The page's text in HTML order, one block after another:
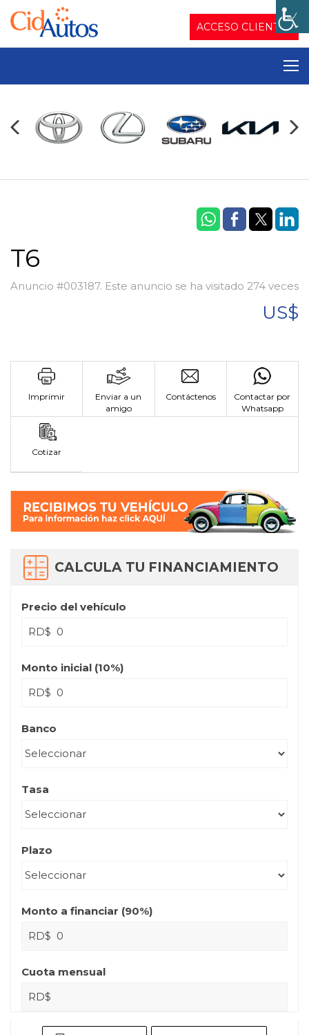
ACCESO CLIENTES
T6
Anuncio #003187. Este anuncio se ha visitado 274 veces
US$
Imprimir
Enviar a un
amigo
Contáctenos
Contactar por
Whatsapp
Cotizar
CALCULA TU FINANCIAMIENTO
Precio del vehículo
RD$
Monto inicial (10%)
RD$
Banco
Tasa
Plazo
Monto a financiar (90%)
RD$
Cuota mensual
RD$